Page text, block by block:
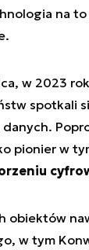
na to
w 2023
spotkali
pionier w
obiektów
w tym